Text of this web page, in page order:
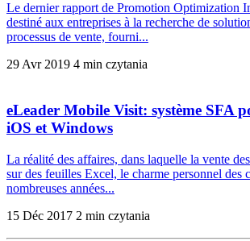
Le dernier rapport de Promotion Optimization
destiné aux entreprises à la recherche de
processus de vente, fourni...
29 Avr 2019 4 min czytania
eLeader Mobile Visit: système SFA
iOS et Windows
La réalité des affaires, dans laquelle la vente
sur des feuilles Excel, le charme personnel des
nombreuses années...
15 Déc 2017 2 min czytania